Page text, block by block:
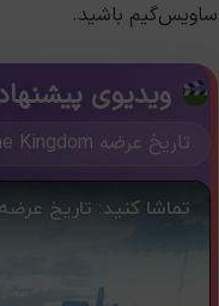
ساویس‌گیم باشید.
ویدیوی
تاریخ عرضه The Legend of Zelda: Tears of the Kingdom